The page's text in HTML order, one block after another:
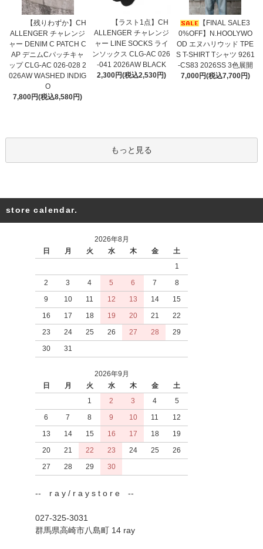
【残りわずか】CH
ALLENGER チャレンジ
ャー DENIM C PATCH C
AP デニムCパッチキャ
ップ CLG-AC 026-028 2
026AW WASHED INDIG
O
7,800円(税込8,580円)
【ラスト1点】CH
ALLENGER チャレンジ
ャー LINE SOCKS ライ
ンソックス CLG-AC 026
-041 2026AW BLACK
2,300円(税込2,530円)
【FINAL SALE3
0%OFF】N.HOOLYWO
OD エヌハリウッド TPE
S T-SHIRT Tシャツ 9261
-CS83 2026SS 3色展開
7,000円(税込7,700円)
もっと見る
store calendar.
2026年8月
日
月 火 水 木 金
土
1
2
3 4 5 6 7
8
9
10 11 12 13 14
15
16
17 18 19 20 21
22
23
24 25 26 27 28
29
30
31
2026年9月
日
月 火 水 木 金
土
1
2 3 4
5
6
7 8 9 10 11
12
13
14 15 16 17 18
19
20
21 22 23 24 25
26
27
28 29 30
-- r a y / r a y s t o r e --
027-325-3031
群馬県高崎市八島町 14 ray